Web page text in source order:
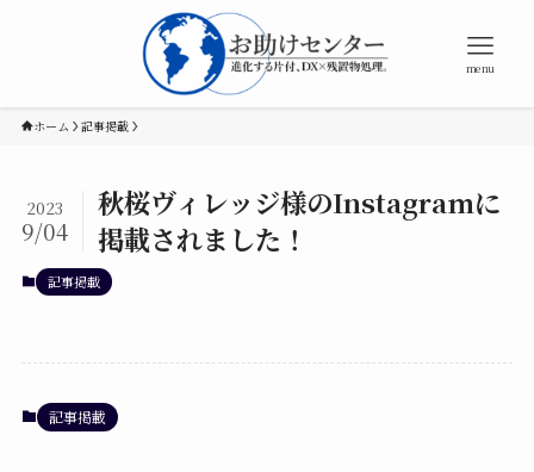
menu
ホーム 記事掲載
秋桜ヴィレッジ様のInstagramに
掲載されました！
2023
9/04
記事掲載
記事掲載